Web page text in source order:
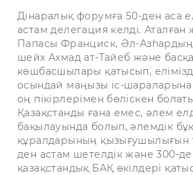
Дінаралық форумға 50-ден аса
астам делегация келді.
Папасы Франциск, Әл-
шейх Ахмад ат-Тайеб және
көшбасшылары қатысып,
осындай маңызы іс-шараларына
оң пікірлерімен бөліскен
Қазақстанды ғана емес, әлем
бақылауында болып, әлемдік
құралдарының қызығушылығын
ден астам шетелдік және 300-
қазақстандық БАҚ өкілдері